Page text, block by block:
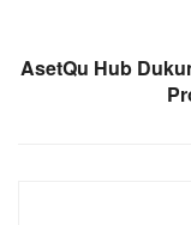
AsetQu Hub